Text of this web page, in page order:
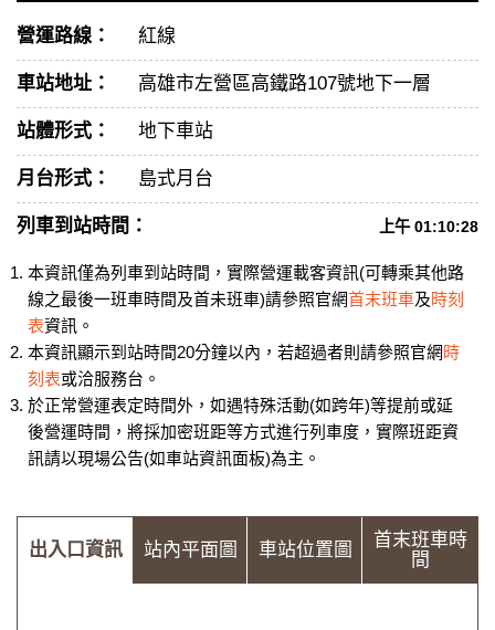
營運路線： 紅線
車站地址： 高雄市左營區高鐵路107號地下一層
站體形式： 地下車站
月台形式： 島式月台
列車到站時間： 上午 01:10:28
本資訊僅為列車到站時間，實際營運載客資訊(可轉乘其他路
線之最後一班車時間及首未班車)請參照官網首末班車及時刻
表資訊。
本資訊顯示到站時間20分鐘以內，若超過者則請參照官網 時
刻表或洽服務台。
於正常營運表定時間外，如遇特殊活動(如跨年)等提前或延
後營運時間，將採加密班距等方式進行列車度，實際班距資
訊請以現場公告(如車站資訊面板)為主。
出入口資訊 站內平面圖 車站位置圖
首末班車時
間